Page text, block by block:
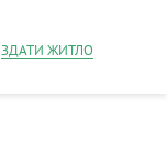
ЗДАТИ ЖИТЛО